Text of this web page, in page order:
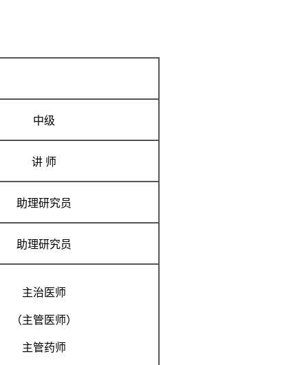
中级
讲 师
助理研究员
助理研究员
主治医师
（主管医师）
主管药师